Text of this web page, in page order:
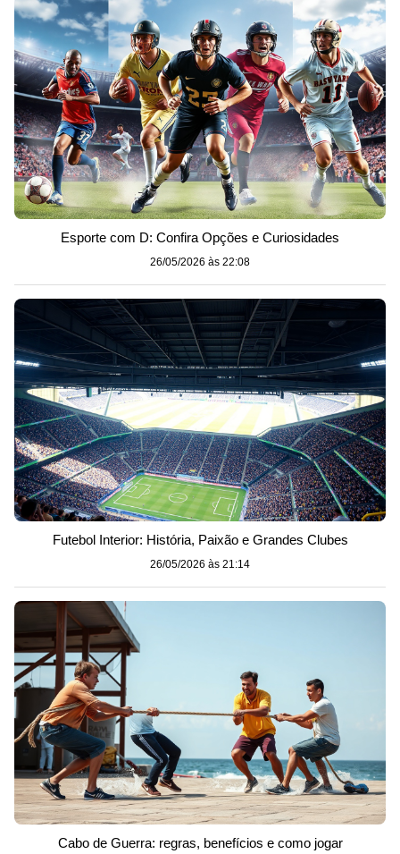
Esporte com D: Confira Opções e Curiosidades
26/05/2026 às 22:08
Futebol Interior: História, Paixão e Grandes Clubes
26/05/2026 às 21:14
Cabo de Guerra: regras, benefícios e como jogar